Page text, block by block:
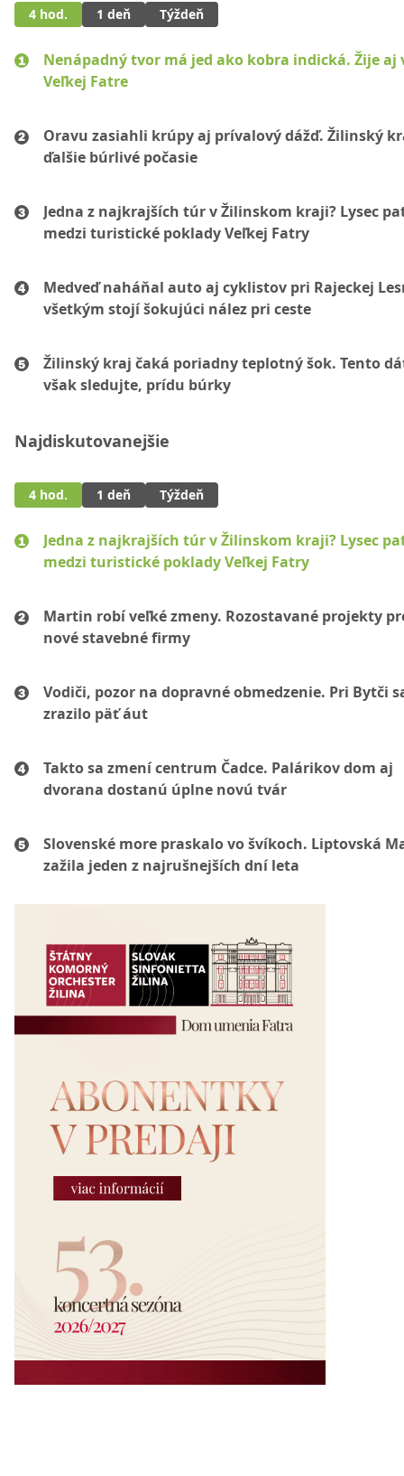
4 hod. 1 deň Týždeň
Nenápadný tvor má jed ako kobra indická. Žije aj
Veľkej Fatre
Oravu zasiahli krúpy aj prívalový dážď. Žilinský
ďalšie búrlivé počasie
Jedna z najkrajších túr v Žilinskom kraji? Lysec
medzi turistické poklady Veľkej Fatry
Medveď naháňal auto aj cyklistov pri Rajeckej
všetkým stojí šokujúci nález pri ceste
Žilinský kraj čaká poriadny teplotný šok. Tento
však sledujte, prídu búrky
Najdiskutovanejšie
4 hod. 1 deň Týždeň
Jedna z najkrajších túr v Žilinskom kraji? Lysec
medzi turistické poklady Veľkej Fatry
Martin robí veľké zmeny. Rozostavané projekty
nové stavebné firmy
Vodiči, pozor na dopravné obmedzenie. Pri Bytči
zrazilo päť áut
Takto sa zmení centrum Čadce. Palárikov dom aj
dvorana dostanú úplne novú tvár
Slovenské more praskalo vo švíkoch. Liptovská
zažila jeden z najrušnejších dní leta